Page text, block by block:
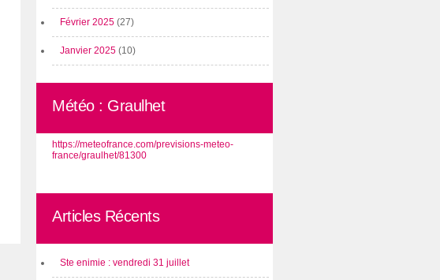
Février 2025 (27)
Janvier 2025 (10)
Météo : Graulhet
https://meteofrance.com/previsions-meteo-
france/graulhet/81300
Articles Récents
Ste enimie : vendredi 31 juillet